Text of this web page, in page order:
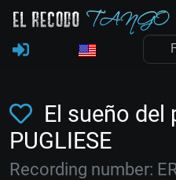
El sueño del
PUGLIESE
Recording number: